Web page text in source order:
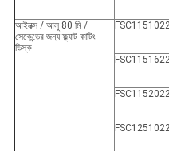
আইনক্স / আলু 80 মি /
সেকেন্ডের জন্য ফ্ল্যাট কাটিং
ডিস্ক